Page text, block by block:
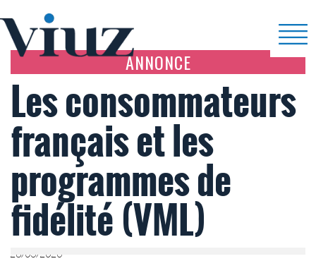
ANNONCE
Les consommateurs
français et les
programmes de
fidélité (VML)
28/05/2026